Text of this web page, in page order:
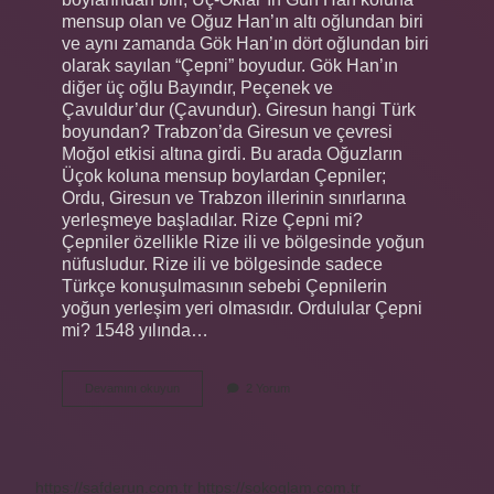
mensup olan ve Oğuz Han’ın altı oğlundan biri
ve aynı zamanda Gök Han’ın dört oğlundan biri
olarak sayılan “Çepni” boyudur. Gök Han’ın
diğer üç oğlu Bayındır, Peçenek ve
Çavuldur’dur (Çavundur). Giresun hangi Türk
boyundan? Trabzon’da Giresun ve çevresi
Moğol etkisi altına girdi. Bu arada Oğuzların
Üçok koluna mensup boylardan Çepniler;
Ordu, Giresun ve Trabzon illerinin sınırlarına
yerleşmeye başladılar. Rize Çepni mi?
Çepniler özellikle Rize ili ve bölgesinde yoğun
nüfusludur. Rize ili ve bölgesinde sadece
Türkçe konuşulmasının sebebi Çepnilerin
yoğun yerleşim yeri olmasıdır. Ordulular Çepni
mi? 1548 yılında…
Karadenize
2 Yorum
https://safderun.com.tr https://sokoglam.com.tr